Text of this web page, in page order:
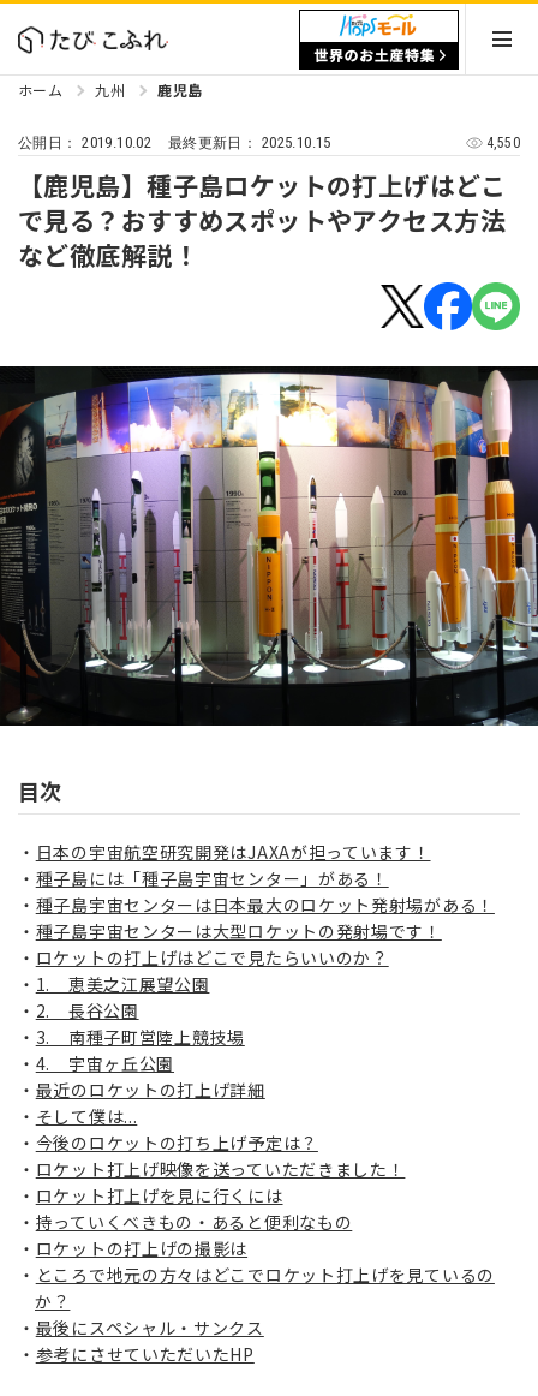
ホーム 九州 鹿児島
公開日：2019.10.02 最終更新日： 2025.10.15 4,550
【鹿児島】種子島ロケットの打上げはどこ
で見る？おすすめスポットやアクセス方法
など徹底解説！
目次
日本の宇宙航空研究開発はJAXAが担っています！
種子島には「種子島宇宙センター」がある！
種子島宇宙センターは日本最大のロケット発射場がある！
種子島宇宙センターは大型ロケットの発射場です！
ロケットの打上げはどこで見たらいいのか？
1. 恵美之江展望公園
2. 長谷公園
3. 南種子町営陸上競技場
4. 宇宙ヶ丘公園
最近のロケットの打上げ詳細
そして僕は...
今後のロケットの打ち上げ予定は？
ロケット打上げ映像を送っていただきました！
ロケット打上げを見に行くには
持っていくべきもの・あると便利なもの
ロケットの打上げの撮影は
ところで地元の方々はどこでロケット打上げを見ているの
か？
最後にスペシャル・サンクス
参考にさせていただいたHP